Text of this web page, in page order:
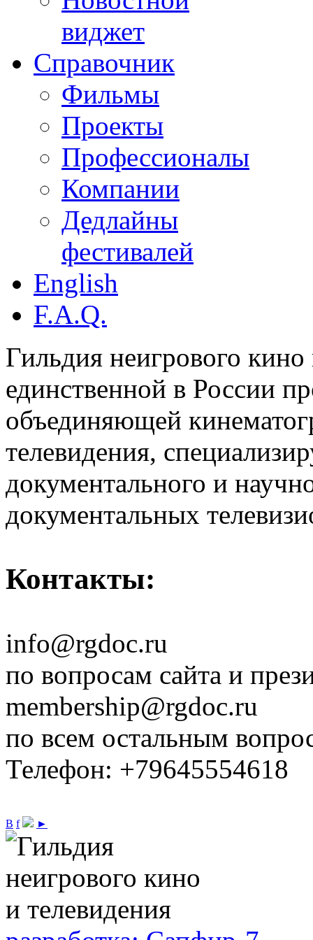
виджет
Справочник
Фильмы
Проекты
Профессионалы
Компании
Дедлайны
фестивалей
English
F.A.Q.
Гильдия неигрового кино
единственной в России
объединяющей
телевидения,
документального и
документальных
Контакты:
info@rgdoc.ru
по вопросам сайта и
membership@rgdoc.ru
по всем остальным
Телефон: +79645554618
В f ►